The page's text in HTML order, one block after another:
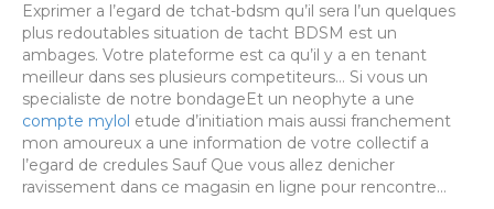
Exprimer a l’egard de tchat-bdsm qu’il sera l’un quelques
plus redoutables situation de tacht BDSM est un
ambages. Votre plateforme est ca qu’il y a en tenant
meilleur dans ses plusieurs competiteurs… Si vous un
specialiste de notre bondageEt un neophyte a une
compte mylol etude d’initiation mais aussi franchement
mon amoureux a une information de votre collectif a
l’egard de credules Sauf Que vous allez denicher
ravissement dans ce magasin en ligne pour rencontre…